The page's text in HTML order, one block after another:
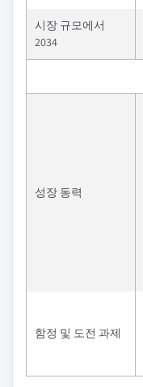
시장 규모에서
2034
성장 동력
함정 및 도전 과제